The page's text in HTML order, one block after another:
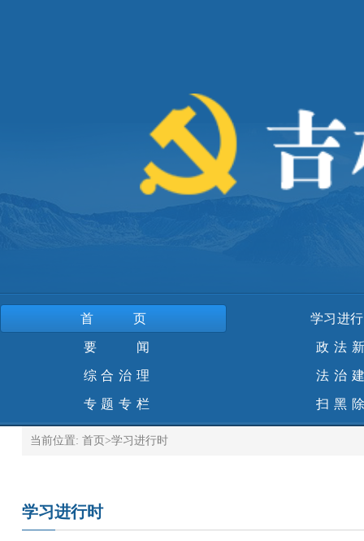
首页 学习进
要 闻 政法
综合治理 法治
专题专栏 扫黑
当前位置: 首页 >学习进行时
学习进行时